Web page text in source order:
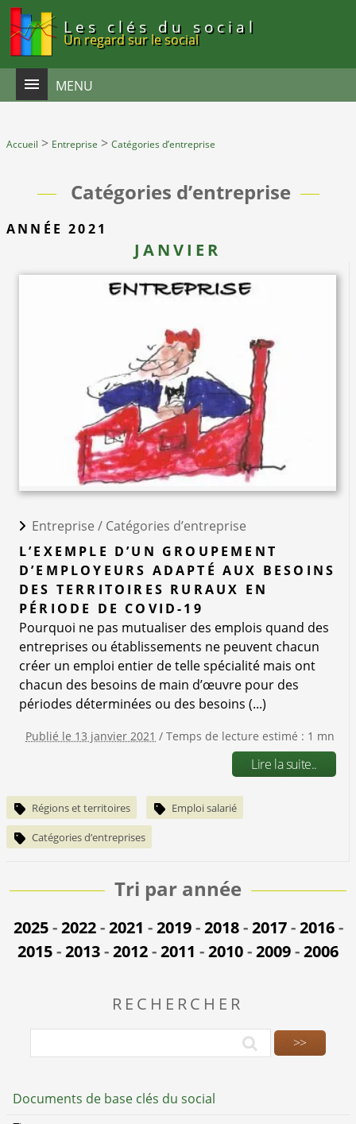
Les clés du social
Un regard sur le social
MENU
Accueil > Entreprise > Catégories d’entreprise
Catégories d’entreprise
ANNÉE 2021
JANVIER
Entreprise / Catégories d’entreprise
L’EXEMPLE D’UN GROUPEMENT
D’EMPLOYEURS ADAPTÉ AUX BESOINS
DES TERRITOIRES RURAUX EN
PÉRIODE DE COVID-19
Pourquoi ne pas mutualiser des emplois quand des
entreprises ou établissements ne peuvent chacun
créer un emploi entier de telle spécialité mais ont
chacun des besoins de main d’œuvre pour des
périodes déterminées ou des besoins (...)
Publié le 13 janvier 2021 / Temps de lecture estimé : 1 mn
Lire la suite..
Régions et territoires Emploi salarié
Catégories d’entreprises
Tri par année
2025-2022-2021 -2019-2018-2017-2016-
2015-2013-2012-2011 -2010-2009-2006
RECHERCHER
Documents de base clés du social
Panneau de gestion des cookies